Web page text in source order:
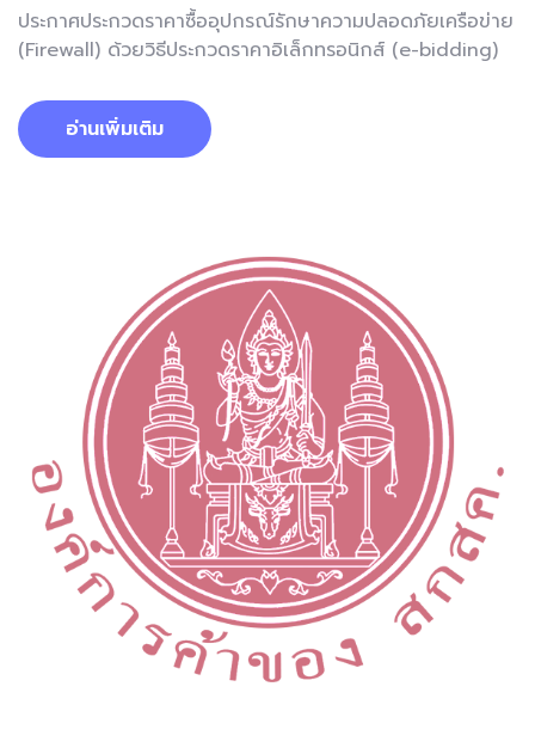
ประกาศประกวดราคาซื้ออุปกรณ์รักษาความปลอดภัยเครือข่าย
(Firewall) ด้วยวิธีประกวดราคาอิเล็กทรอนิกส์ (e-bidding)
อ่านเพิ่มเติม